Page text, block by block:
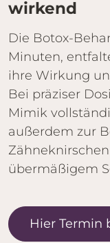
wirkend
Die Botox-
Minuten,
ihre Wirkung
Bei präziser
Mimik
außerdem zur
übermäßigem
Hier Termin